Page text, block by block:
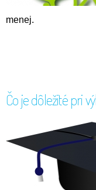
menej.
Čo je dôležité pri